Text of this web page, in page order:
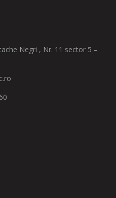
Negri , Nr. 11 sector 5 –